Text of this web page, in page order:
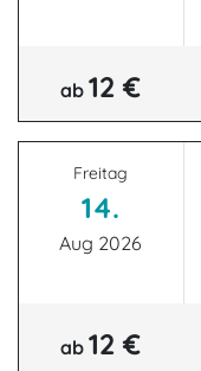
ab12 €
Freitag
14.
Aug 2026
ab12 €